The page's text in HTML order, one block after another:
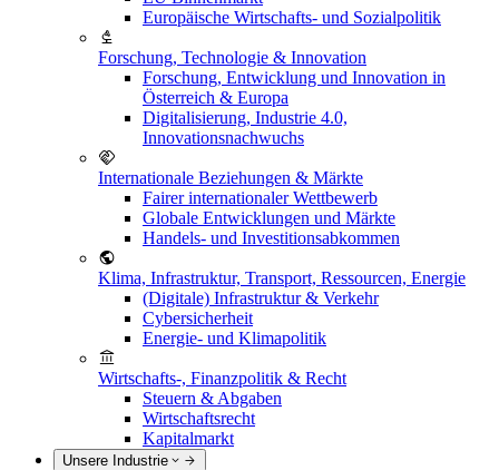
Europäische Wirtschafts- und Sozialpolitik
Forschung, Technologie & Innovation
Forschung, Entwicklung und Innovation in
Österreich & Europa
Digitalisierung, Industrie 4.0,
Innovationsnachwuchs
Internationale Beziehungen & Märkte
Fairer internationaler Wettbewerb
Globale Entwicklungen und Märkte
Handels- und Investitionsabkommen
Klima, Infrastruktur, Transport, Ressourcen, Energie
(Digitale) Infrastruktur & Verkehr
Cybersicherheit
Energie- und Klimapolitik
Wirtschafts-, Finanzpolitik & Recht
Steuern & Abgaben
Wirtschaftsrecht
Kapitalmarkt
Unsere Industrie